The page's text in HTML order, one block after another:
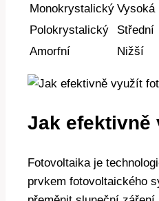
Monokrystalický Vysoká
Polokrystalický
Střední
Amorfní
Nižší
Jak efektivně
Fotovoltaika je
prvkem fotovoltaického